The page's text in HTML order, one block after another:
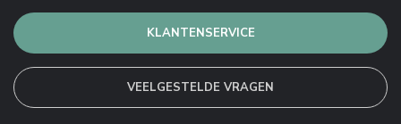
KLANTENSERVICE
VEELGESTELDE VRAGEN